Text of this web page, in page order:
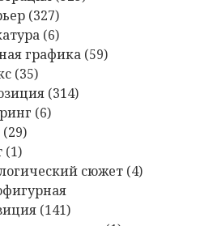
(327)
(6)
графика (59)
(35)
(314)
(6)
(1)
сюжет (4)
(141)